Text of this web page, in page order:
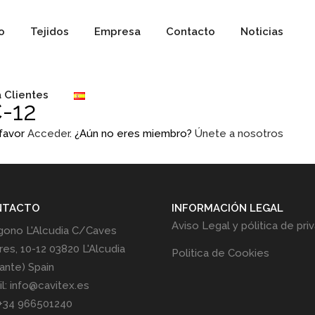
Tejidos Empresa Contacto Noticias
Clientes
12
Acceder. ¿Aún no eres miembro? Únete a nosotros
L'Alcudia C/Caves
10-12 03820 L'Alcudia
Spain
info@cavitex.es
966501240
INFORMACIÓN LEGAL
Aviso Legal y pólitica de
Politica de Cookies